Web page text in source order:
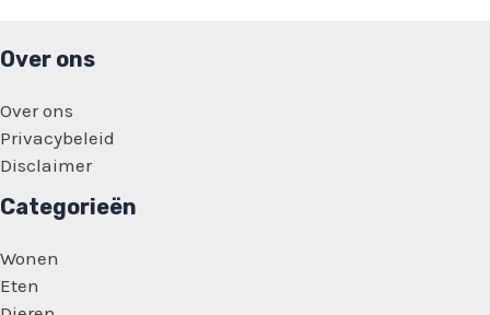
Over ons
Over ons
Privacybeleid
Disclaimer
Categorieën
Wonen
Eten